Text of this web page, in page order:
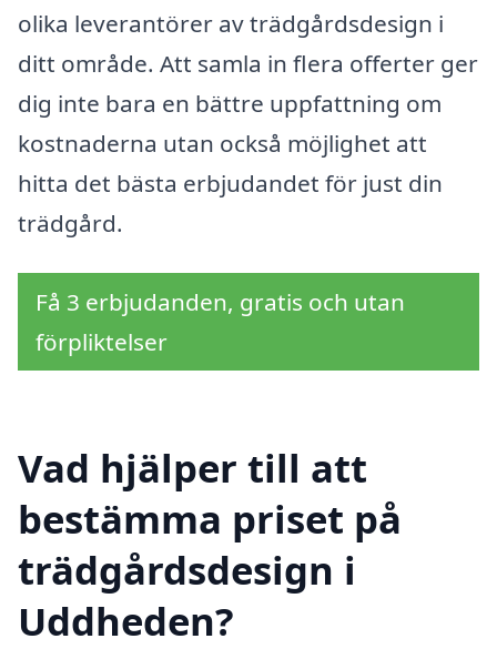
olika leverantörer av trädgårdsdesign i
ditt område. Att samla in flera offerter ger
dig inte bara en bättre uppfattning om
kostnaderna utan också möjlighet att
hitta det bästa erbjudandet för just din
trädgård.
Få 3 erbjudanden, gratis och utan
förpliktelser
Vad hjälper till att
bestämma priset på
trädgårdsdesign i
Uddheden?